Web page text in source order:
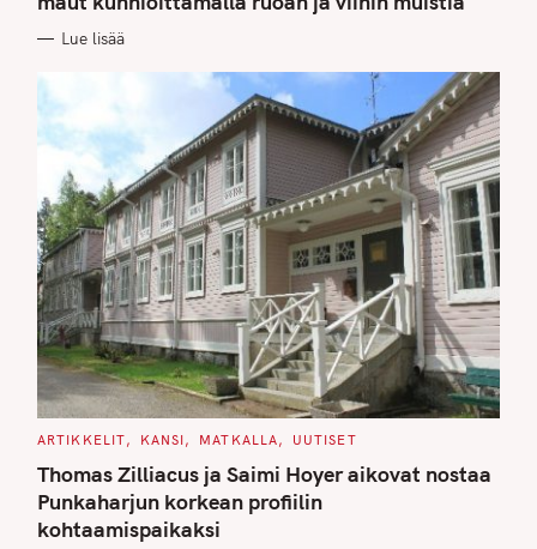
O
I
Lue lisää
C
T
E
G
O
R
I
ARTIKKELIT KANSI MATKALLA UUTISET
Thomas Zilliacus ja Saimi Hoyer aikovat nostaa
Punkaharjun korkean profiilin
kohtaamispaikaksi